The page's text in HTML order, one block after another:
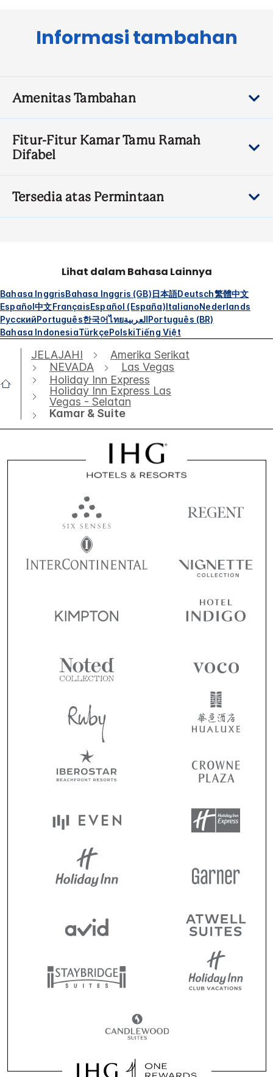
Informasi tambahan
Amenitas Tambahan
Fitur-Fitur Kamar Tamu Ramah
Difabel
Tersedia atas Permintaan
Lihat dalam Bahasa Lainnya
Bahasa InggrisBahasa Inggris (GB)日本語Deutsch繁體中文
Español中文FrançaisEspañol (España)ItalianoNederlands
РусскийPortuguês한국어ไทยالعربيةPortuguês (BR)
Bahasa IndonesiaTürkçePolskiTiếng Việt
JELAJAHI
Amerika Serikat
NEVADA
Las Vegas
Holiday Inn Express
Holiday Inn Express Las
Vegas - Selatan
Kamar & Suite